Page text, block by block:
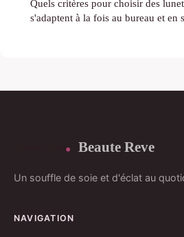
Quels critères pour choisir des
s'adaptent à la fois au bureau et en
Beaute Reve
Un souffle de soie et d'éclat au
NAVIGATION